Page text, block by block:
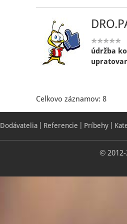
údržba
Celkovo záznamov: 8
Dodávatelia Referencie Príbehy
©